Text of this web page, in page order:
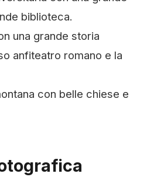
biblioteca.
una grande storia
anfiteatro romano e la
con belle chiese e